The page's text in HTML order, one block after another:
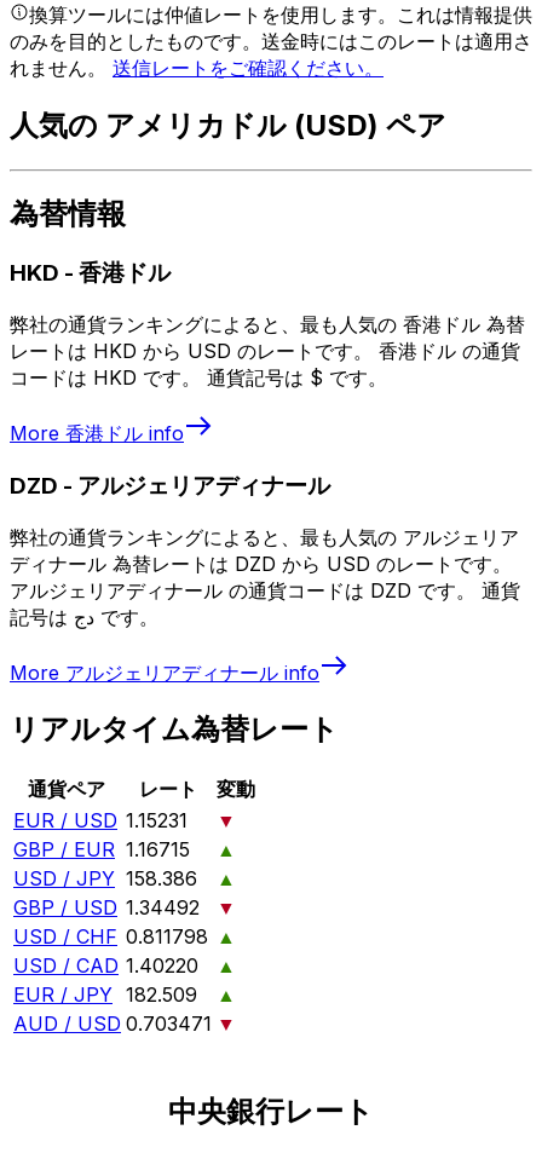
換算ツールには仲値レートを使用します。これは情報提供
のみを目的としたものです。送金時にはこのレートは適用さ
れません。 送信レートをご確認ください。
人気の アメリカドル (USD) ペア
為替情報
HKD - 香港ドル
弊社の通貨ランキングによると、最も人気の 香港ドル 為替
レートは HKD から USD のレートです。 香港ドル の通貨
コードは HKD です。 通貨記号は $ です。
More 香港ドル info
DZD - アルジェリアディナール
弊社の通貨ランキングによると、最も人気の アルジェリア
ディナール 為替レートは DZD から USD のレートです。
アルジェリアディナール の通貨コードは DZD です。 通貨
記号は دج です。
More アルジェリアディナール info
リアルタイム為替レート
通貨ペア レート
変動
EUR / USD 1.15231
▼
GBP / EUR 1.16715
▲
USD / JPY 158.386
▲
GBP / USD 1.34492
▼
USD / CHF 0.811798 ▲
USD / CAD 1.40220
▲
EUR / JPY 182.509
▲
AUD / USD 0.703471 ▼
中央銀行レート